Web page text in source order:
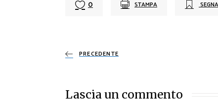
0 STAMPA
PRECEDENTE
Lascia un commento